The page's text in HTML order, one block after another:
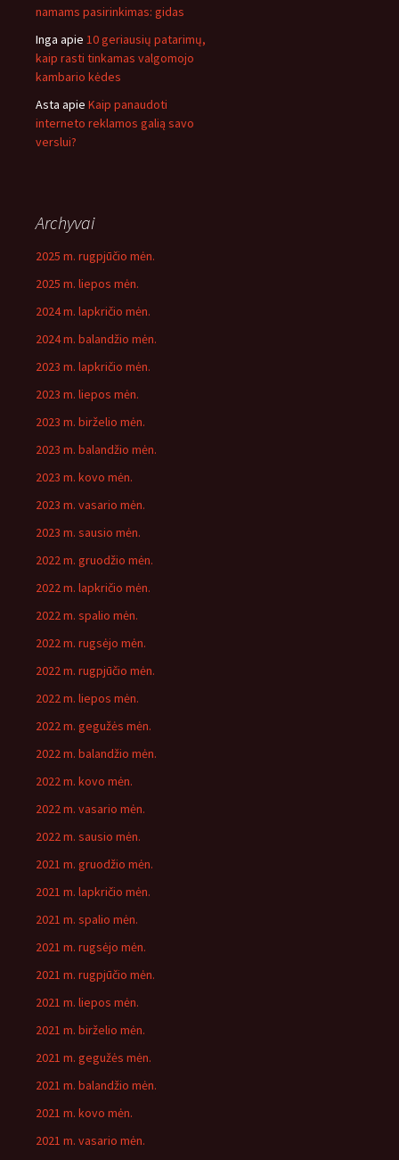
namams pasirinkimas: gidas
Inga apie 10 geriausių patarimų,
kaip rasti tinkamas valgomojo
kambario kėdes
Asta apie Kaip panaudoti
interneto reklamos galią savo
verslui?
Archyvai
2025 m. rugpjūčio mėn.
2025 m. liepos mėn.
2024 m. lapkričio mėn.
2024 m. balandžio mėn.
2023 m. lapkričio mėn.
2023 m. liepos mėn.
2023 m. birželio mėn.
2023 m. balandžio mėn.
2023 m. kovo mėn.
2023 m. vasario mėn.
2023 m. sausio mėn.
2022 m. gruodžio mėn.
2022 m. lapkričio mėn.
2022 m. spalio mėn.
2022 m. rugsėjo mėn.
2022 m. rugpjūčio mėn.
2022 m. liepos mėn.
2022 m. gegužės mėn.
2022 m. balandžio mėn.
2022 m. kovo mėn.
2022 m. vasario mėn.
2022 m. sausio mėn.
2021 m. gruodžio mėn.
2021 m. lapkričio mėn.
2021 m. spalio mėn.
2021 m. rugsėjo mėn.
2021 m. rugpjūčio mėn.
2021 m. liepos mėn.
2021 m. birželio mėn.
2021 m. gegužės mėn.
2021 m. balandžio mėn.
2021 m. kovo mėn.
2021 m. vasario mėn.